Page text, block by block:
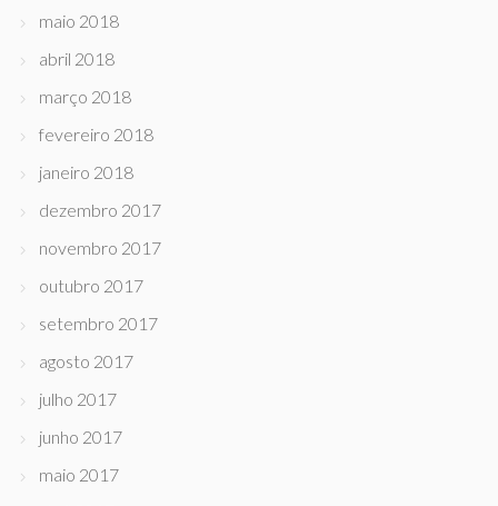
maio 2018
abril 2018
março 2018
fevereiro 2018
janeiro 2018
dezembro 2017
novembro 2017
outubro 2017
setembro 2017
agosto 2017
julho 2017
junho 2017
maio 2017